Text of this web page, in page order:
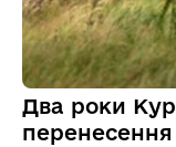
Два роки